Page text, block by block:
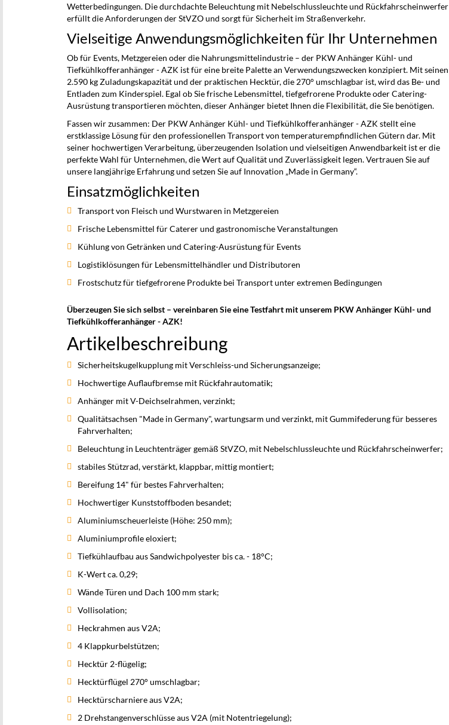
Wetterbedingungen. Die durchdachte Beleuchtung mit Nebelschlussleuchte und Rückfahrscheinwerfer
erfüllt die Anforderungen der StVZO und sorgt für Sicherheit im Straßenverkehr.
Vielseitige Anwendungsmöglichkeiten für Ihr Unternehmen
Ob für Events, Metzgereien oder die Nahrungsmittelindustrie – der PKW Anhänger Kühl- und
Tiefkühlkofferanhänger - AZK ist für eine breite Palette an Verwendungszwecken konzipiert. Mit seinen
2.590 kg Zuladungskapazität und der praktischen Hecktür, die 270° umschlagbar ist, wird das Be- und
Entladen zum Kinderspiel. Egal ob Sie frische Lebensmittel, tiefgefrorene Produkte oder Catering-
Ausrüstung transportieren möchten, dieser Anhänger bietet Ihnen die Flexibilität, die Sie benötigen.
Fassen wir zusammen: Der PKW Anhänger Kühl- und Tiefkühlkofferanhänger - AZK stellt eine
erstklassige Lösung für den professionellen Transport von temperaturempfindlichen Gütern dar. Mit
seiner hochwertigen Verarbeitung, überzeugenden Isolation und vielseitigen Anwendbarkeit ist er die
perfekte Wahl für Unternehmen, die Wert auf Qualität und Zuverlässigkeit legen. Vertrauen Sie auf
unsere langjährige Erfahrung und setzen Sie auf Innovation „Made in Germany“.
Einsatzmöglichkeiten
Transport von Fleisch und Wurstwaren in Metzgereien
Frische Lebensmittel für Caterer und gastronomische Veranstaltungen
Kühlung von Getränken und Catering-Ausrüstung für Events
Logistiklösungen für Lebensmittelhändler und Distributoren
Frostschutz für tiefgefrorene Produkte bei Transport unter extremen Bedingungen
Überzeugen Sie sich selbst – vereinbaren Sie eine Testfahrt mit unserem PKW Anhänger Kühl- und
Tiefkühlkofferanhänger - AZK!
Artikelbeschreibung
Sicherheitskugelkupplung mit Verschleiss-und Sicherungsanzeige;
Hochwertige Auflaufbremse mit Rückfahrautomatik;
Anhänger mit V-Deichselrahmen, verzinkt;
Qualitätsachsen "Made in Germany", wartungsarm und verzinkt, mit Gummifederung für besseres
Fahrverhalten;
Beleuchtung in Leuchtenträger gemäß StVZO, mit Nebelschlussleuchte und Rückfahrscheinwerfer;
stabiles Stützrad, verstärkt, klappbar, mittig montiert;
Bereifung 14" für bestes Fahrverhalten;
Hochwertiger Kunststoffboden besandet;
Aluminiumscheuerleiste (Höhe: 250 mm);
Aluminiumprofile eloxiert;
Tiefkühlaufbau aus Sandwichpolyester bis ca. - 18°C;
K-Wert ca. 0,29;
Wände Türen und Dach 100 mm stark;
Vollisolation;
Heckrahmen aus V2A;
4 Klappkurbelstützen;
Hecktür 2-flügelig;
Hecktürflügel 270° umschlagbar;
Hecktürscharniere aus V2A;
2 Drehstangenverschlüsse aus V2A (mit Notentriegelung);